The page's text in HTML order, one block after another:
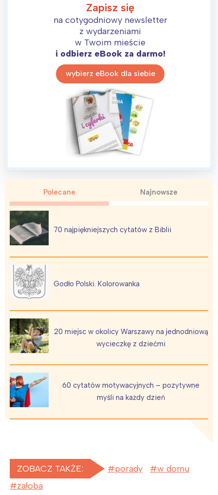
Zapisz się
na cotygodniowy newsletter
z wydarzeniami
w Twoim mieście
i odbierz eBook za darmo!
wybierz eBook dla siebie
Polecane Najnowsze
70 najpiękniejszych cytatów z Biblii
Godło Polski. Kolorowanka
20 miejsc w okolicy Warszawy na jednodniową
wycieczkę z dziećmi
60 cytatów motywacyjnych – pozytywne
myśli na każdy dzień
ZOBACZ TAKŻE: porady
w domu
żałoba